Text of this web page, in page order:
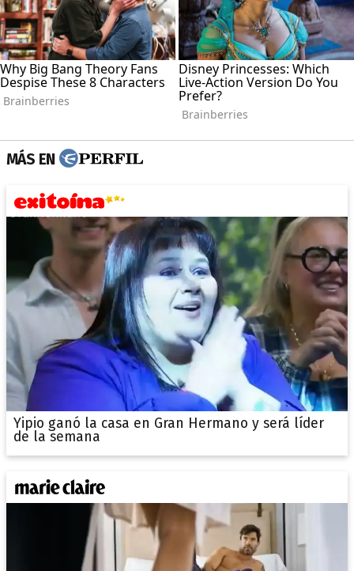
MÁS EN
Yipio ganó la casa en Gran Hermano y será líder
de la semana